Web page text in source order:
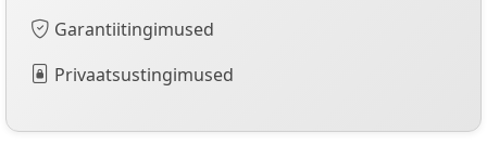
Garantiitingimused
Privaatsustingimused